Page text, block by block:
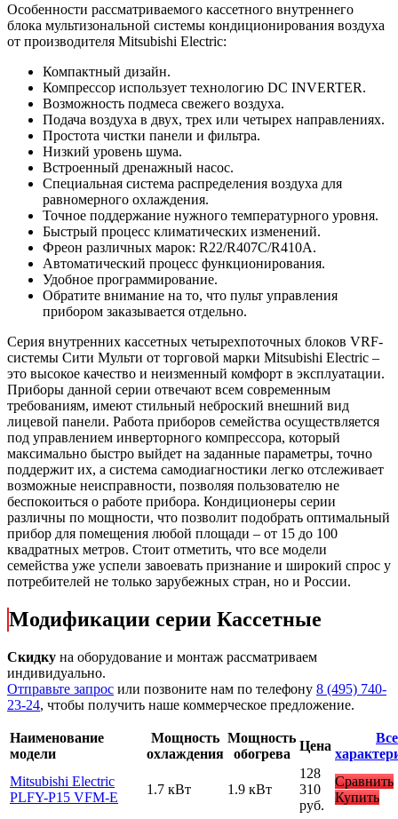
Особенности рассматриваемого кассетного внутреннего
блока мультизональной системы кондиционирования воздуха
от производителя Mitsubishi Electric:
Компактный дизайн.
Компрессор использует технологию DC INVERTER.
Возможность подмеса свежего воздуха.
Подача воздуха в двух, трех или четырех направлениях.
Простота чистки панели и фильтра.
Низкий уровень шума.
Встроенный дренажный насос.
Специальная система распределения воздуха для
равномерного охлаждения.
Точное поддержание нужного температурного уровня.
Быстрый процесс климатических изменений.
Фреон различных марок: R22/R407C/R410A.
Автоматический процесс функционирования.
Удобное программирование.
Обратите внимание на то, что пульт управления
прибором заказывается отдельно.
Серия внутренних кассетных четырехпоточных блоков VRF-
системы Сити Мульти от торговой марки Mitsubishi Electric –
это высокое качество и неизменный комфорт в эксплуатации.
Приборы данной серии отвечают всем современным
требованиям, имеют стильный неброский внешний вид
лицевой панели. Работа приборов семейства осуществляется
под управлением инверторного компрессора, который
максимально быстро выйдет на заданные параметры, точно
поддержит их, а система самодиагностики легко отслеживает
возможные неисправности, позволяя пользователю не
беспокоиться о работе прибора. Кондиционеры серии
различны по мощности, что позволит подобрать оптимальный
прибор для помещения любой площади – от 15 до 100
квадратных метров. Стоит отметить, что все модели
семейства уже успели завоевать признание и широкий спрос у
потребителей не только зарубежных стран, но и России.
Модификации серии Кассетные
Скидку на оборудование и монтаж рассматриваем
индивидуально.
Отправьте запрос или позвоните нам по телефону 8 (495) 740-
23-24, чтобы получить наше коммерческое предложение.
Наименование
модели
Мощность
охлаждения
Мощность
обогрева
Цена
Все
Mitsubishi Electric
PLFY-P15 VFM-E
1.7 кВт 1.9 кВт
128
310
руб.
Сравнить
Купить